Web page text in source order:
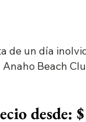
de un día
Anaho Beach
desde: